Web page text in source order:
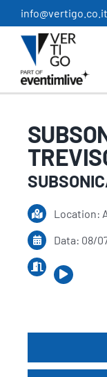
Salta
al
contenuto
info@vertigo.co.it
Location:
Data: 08/